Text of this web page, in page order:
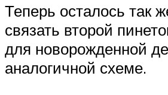
Теперь осталось так
связать второй
для новорожденной
аналогичной схеме.